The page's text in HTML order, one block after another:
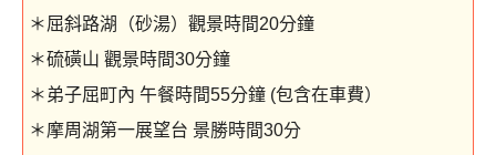
＊屈斜路湖（砂湯）觀景時間20分鐘
＊硫磺山 觀景時間30分鐘
＊弟子屈町內 午餐時間55分鐘 (包含在車費）
＊摩周湖第一展望台 景勝時間30分